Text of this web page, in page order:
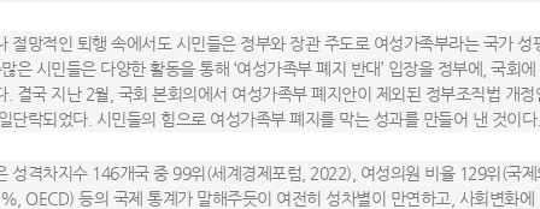
절망적인 퇴행 속에서도 시민들은 정부와 장관 주도로 여성가족부라는 국가
은 시민들은 다양한 활동을 통해 ‘여성가족부 폐지 반대’ 입장을 정부에, 국회
. 결국 지난 2월, 국회 본회의에서 여성가족부 폐지안이 제외된 정부조직법 개
단락되었다. 시민들의 힘으로 여성가족부 폐지를 막는 성과를 만들어 낸 것이다.
성격차지수 146개국 중 99위(세계경제포럼, 2022), 여성의원 비율 129위(국
OECD) 등의 국제 통계가 말해주듯이 여전히 성차별이 만연하고, 사회변화